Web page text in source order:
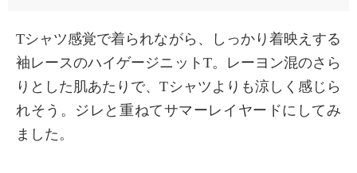
Tシャツ感覚で着られながら、しっかり着映えする
袖レースのハイゲージニットT。レーヨン混のさら
りとした肌あたりで、Tシャツよりも涼しく感じら
れそう。ジレと重ねてサマーレイヤードにしてみ
ました。